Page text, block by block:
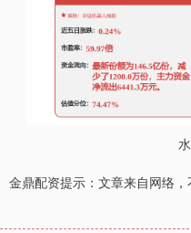
金鼎配资提示：文章来自网络，